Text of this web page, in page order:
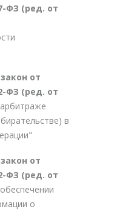
ФЗ (ред. от
от
ФЗ (ред. от
в
от
ФЗ (ред. от
о